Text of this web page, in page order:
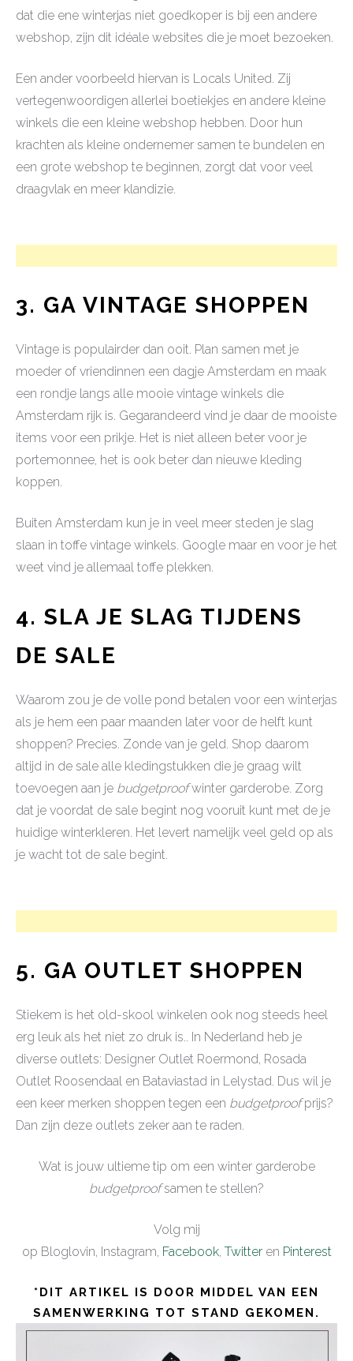
dat die ene winterjas niet goedkoper is bij een andere
webshop, zijn dit idéale websites die je moet bezoeken.
Een ander voorbeeld hiervan is Locals United. Zij
vertegenwoordigen allerlei boetiekjes en andere kleine
winkels die een kleine webshop hebben. Door hun
krachten als kleine ondernemer samen te bundelen en
een grote webshop te beginnen, zorgt dat voor veel
draagvlak en meer klandizie.
3. GA VINTAGE SHOPPEN
Vintage is populairder dan ooit. Plan samen met je
moeder of vriendinnen een dagje Amsterdam en maak
een rondje langs alle mooie vintage winkels die
Amsterdam rijk is. Gegarandeerd vind je daar de mooiste
items voor een prikje. Het is niet alleen beter voor je
portemonnee, het is ook beter dan nieuwe kleding
koppen.
Buiten Amsterdam kun je in veel meer steden je slag
slaan in toffe vintage winkels. Google maar en voor je het
weet vind je allemaal toffe plekken.
4. SLA JE SLAG TIJDENS
DE SALE
Waarom zou je de volle pond betalen voor een winterjas
als je hem een paar maanden later voor de helft kunt
shoppen? Precies. Zonde van je geld. Shop daarom
altijd in de sale alle kledingstukken die je graag wilt
toevoegen aan je budgetproofwinter garderobe. Zorg
dat je voordat de sale begint nog vooruit kunt met de je
huidige winterkleren. Het levert namelijk veel geld op als
je wacht tot de sale begint.
5. GA OUTLET SHOPPEN
Stiekem is het old-skool winkelen ook nog steeds heel
erg leuk als het niet zo druk is.. In Nederland heb je
diverse outlets: Designer Outlet Roermond, Rosada
Outlet Roosendaal en Bataviastad in Lelystad. Dus wil je
een keer merken shoppen tegen een budgetproofprijs?
Dan zijn deze outlets zeker aan te raden.
Wat is jouw ultieme tip om een winter garderobe
budgetproofsamen te stellen?
Volg mij
op Bloglovin, Instagram, Facebook, Twitteren Pinterest
*DIT ARTIKEL IS DOOR MIDDEL VAN EEN
SAMENWERKING TOT STAND GEKOMEN.